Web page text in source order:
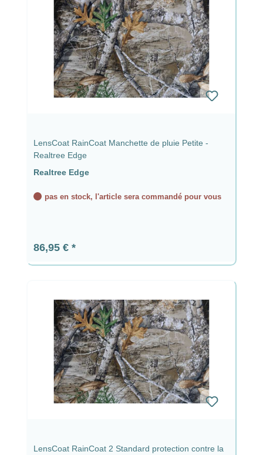
LensCoat RainCoat Manchette de pluie Petite -
Realtree Edge
Realtree Edge
pas en stock, l'article sera commandé pour vous
Prix régulier :
86,95 €
LensCoat RainCoat 2 Standard protection contre la